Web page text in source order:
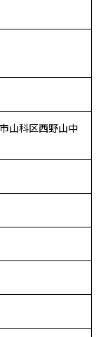
山科区西野山中